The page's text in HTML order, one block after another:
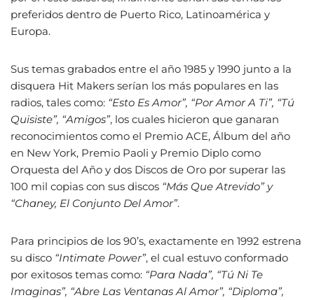
preferidos dentro de Puerto Rico, Latinoamérica y
Europa.
Sus temas grabados entre el año 1985 y 1990 junto a la
disquera Hit Makers serían los más populares en las
radios, tales como: “Esto Es Amor”, “Por Amor A Ti”, “Tú
Quisiste”, “Amigos”, los cuales hicieron que ganaran
reconocimientos como el Premio ACE, Álbum del año
en New York, Premio Paoli y Premio Diplo como
Orquesta del Año y dos Discos de Oro por superar las
100 mil copias con sus discos “Más Que Atrevido” y
“Chaney, El Conjunto Del Amor”.
Para principios de los 90’s, exactamente en 1992 estrena
su disco “Intimate Power”, el cual estuvo conformado
por exitosos temas como: “Para Nada”, “Tú Ni Te
Imaginas”, “Abre Las Ventanas Al Amor”, “Diploma”,